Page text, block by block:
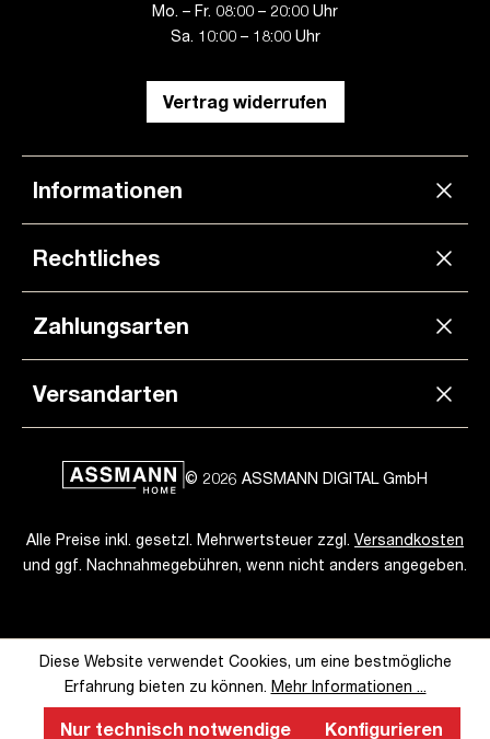
Mo. – Fr. 08:00 – 20:00 Uhr
Sa. 10:00 – 18:00 Uhr
Vertrag widerrufen
Informationen
Rechtliches
Zahlungsarten
Versandarten
© 2026 ASSMANN DIGITAL GmbH
Alle Preise inkl. gesetzl. Mehrwertsteuer zzgl. Versandkosten
und ggf. Nachnahmegebühren, wenn nicht anders angegeben.
Diese Website verwendet Cookies, um eine bestmögliche
Erfahrung bieten zu können. Mehr Informationen ...
Nur technisch notwendige Konfigurieren